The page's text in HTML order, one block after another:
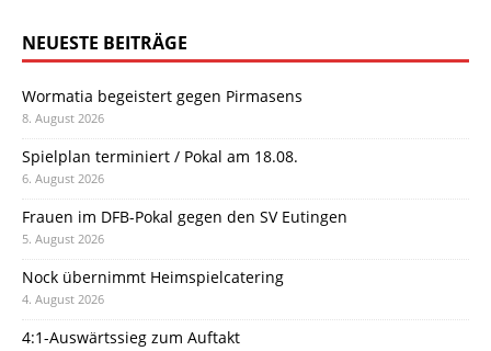
NEUESTE BEITRÄGE
Wormatia begeistert gegen Pirmasens
8. August 2026
Spielplan terminiert / Pokal am 18.08.
6. August 2026
Frauen im DFB-Pokal gegen den SV Eutingen
5. August 2026
Nock übernimmt Heimspielcatering
4. August 2026
4:1-Auswärtssieg zum Auftakt